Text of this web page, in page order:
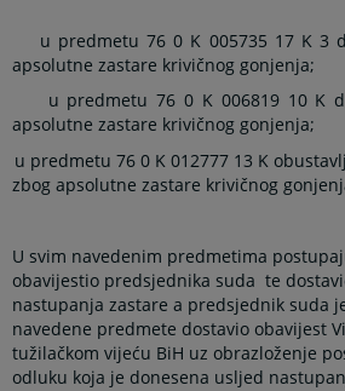
u predmetu 76 0 K 005735 17 K 3
apsolutne zastare krivičnog gonjenja;
u predmetu 76 0 K 006819 10 K
apsolutne zastare krivičnog gonjenja;
u predmetu 76 0 K 012777 13 K
zbog apsolutne zastare krivičnog
U svim navedenim predmetima
obavijestio predsjednika suda te
nastupanja zastare a predsjednik suda
navedene predmete dostavio obavijest
tužilačkom vijeću BiH uz obrazloženje
odluku koja je donesena usljed